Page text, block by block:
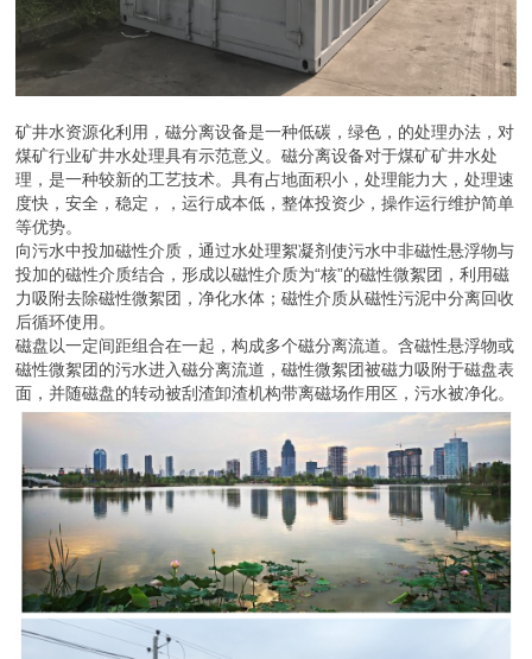
矿井水资源化利用，磁分离设备是一种低碳，绿色，的处理办法，对
煤矿行业矿井水处理具有示范意义。磁分离设备对于煤矿矿井水处
理，是一种较新的工艺技术。具有占地面积小，处理能力大，处理速
度快，安全，稳定，，运行成本低，整体投资少，操作运行维护简单
等优势。
向污水中投加磁性介质，通过水处理絮凝剂使污水中非磁性悬浮物与
投加的磁性介质结合，形成以磁性介质为“核”的磁性微絮团，利用磁
力吸附去除磁性微絮团，净化水体；磁性介质从磁性污泥中分离回收
后循环使用。
磁盘以一定间距组合在一起，构成多个磁分离流道。含磁性悬浮物或
磁性微絮团的污水进入磁分离流道，磁性微絮团被磁力吸附于磁盘表
面，并随磁盘的转动被刮渣卸渣机构带离磁场作用区，污水被净化。